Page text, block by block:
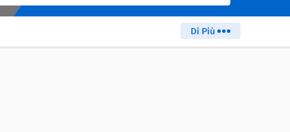
Di Più